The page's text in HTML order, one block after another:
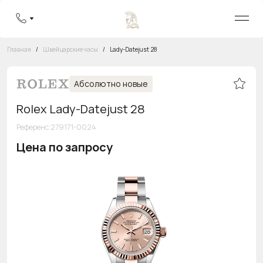
Бесплатная горячая линия8 800 555-95-99
Главная / Швейцарские часы / Lady-Datejust 28
Абсолютно новые
Rolex Lady-Datejust 28
Референс:279171-0024
Цена по запросу